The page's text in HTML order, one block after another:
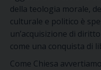
della teologia morale,
culturale e politico è
un’acquisizione di
come una conquista di
Come Chiesa